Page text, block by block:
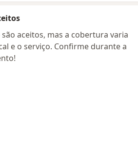
aceitos, mas a cobertura varia
e o serviço. Confirme durante a